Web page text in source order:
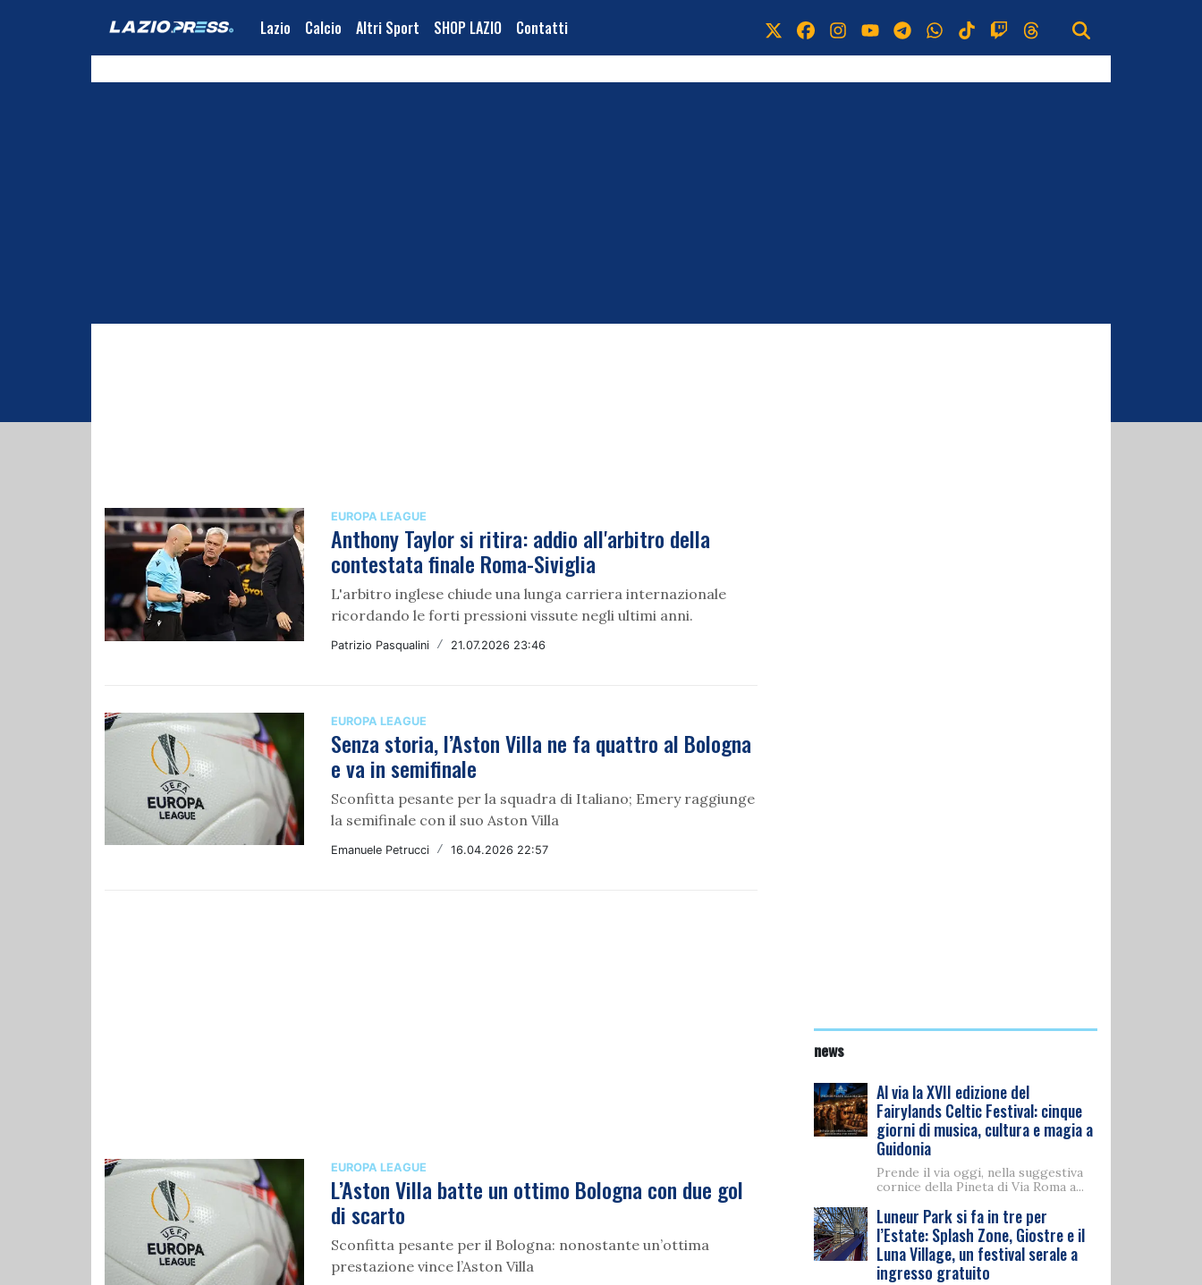
Lazio Calcio Altri Sport SHOP LAZIO Contatti
EUROPA LEAGUE
Anthony Taylor si ritira: addio all'arbitro della
contestata finale Roma-Siviglia
L'arbitro inglese chiude una lunga carriera internazionale
ricordando le forti pressioni vissute negli ultimi anni.
Patrizio Pasqualini / 21.07.2026 23:46
EUROPA LEAGUE
Senza storia, l’Aston Villa ne fa quattro al Bologna
e va in semifinale
Sconfitta pesante per la squadra di Italiano; Emery raggiunge
la semifinale con il suo Aston Villa
Emanuele Petrucci / 16.04.2026 22:57
EUROPA LEAGUE
L’Aston Villa batte un ottimo Bologna con due gol
di scarto
Sconfitta pesante per il Bologna: nonostante un’ottima
prestazione vince l’Aston Villa
news
Al via la XVII edizione del
Fairylands Celtic Festival: cinque
giorni di musica, cultura e magia a
Guidonia
Prende il via oggi, nella suggestiva
cornice della Pineta di Via Roma a...
Luneur Park si fa in tre per
l’Estate: Splash Zone, Giostre e il
Luna Village, un festival serale a
ingresso gratuito